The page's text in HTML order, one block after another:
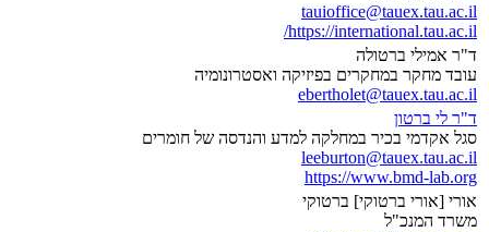
tauioffice@tauex.tau.ac.il
https://international.tau.ac.il/
ד"ר אמילי ברטולה
עובד מחקר במחקרים בפיזיקה ואסטרונומיה
ebertholet@tauex.tau.ac.il
ד"ר לי ברטון
סגל אקדמי בכיר במחלקה למדע והנדסה של חומרים
leeburton@tauex.tau.ac.il
https://www.bmd-lab.org
אורי [אורי ברטוקי] ברטוקי
משרד המנכ"ל